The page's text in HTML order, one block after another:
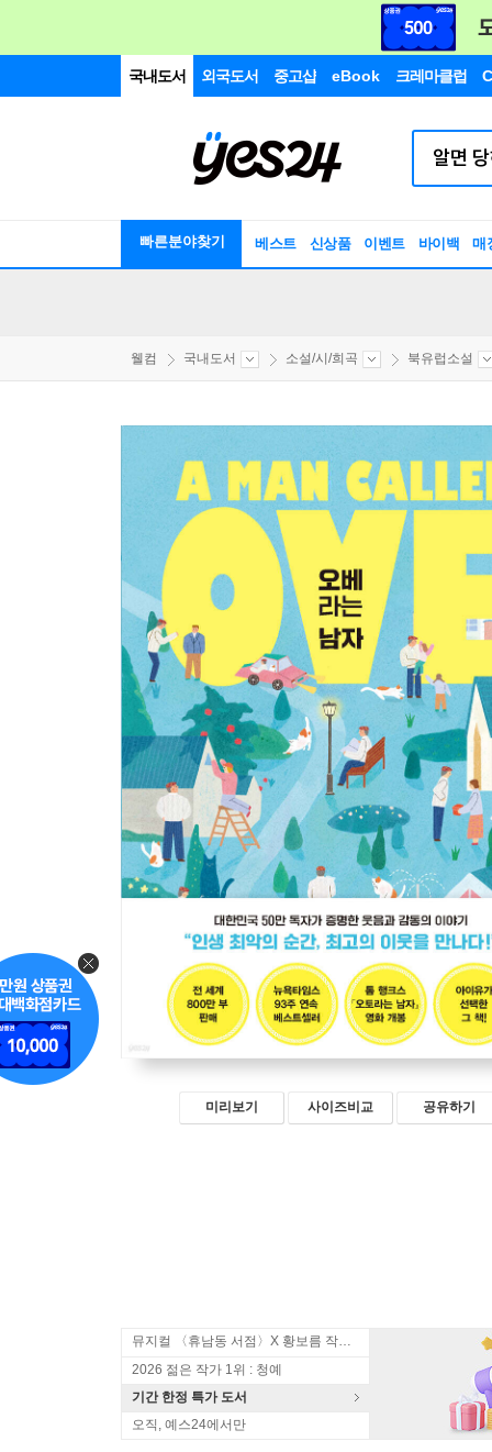
국내도서 외국도서 중고샵 eBook 크레마클럽
빠른분야찾기 베스트 신상품 이벤트 바이백 매
웰컴 국내도서 소설/시/희곡 북유럽소설
미리보기 사이즈비교 공유하기
뮤지컬 〈휴남동 서점〉X 황보름 작가 북토크
2026 젊은 작가 1위 : 청예
기간 한정 특가 도서
오직, 예스24에서만